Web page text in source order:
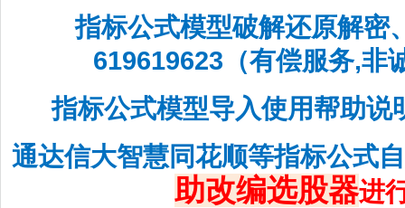
指标公式模型破解还原解密
619619623（有偿服务,非
指标公式模型导入使用帮助说
通达信大智慧同花顺等指标公式
助改编选股器进